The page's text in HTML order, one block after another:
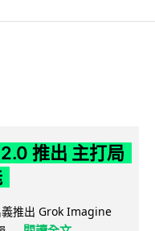
推出 主打局
推出 Grok Imagine